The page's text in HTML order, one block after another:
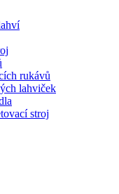
rukávů
lahviček
stroj